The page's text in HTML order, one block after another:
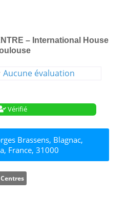
– International House
Aucune évaluation
Vérifié
Brassens, Blagnac,
France, 31000
Centres